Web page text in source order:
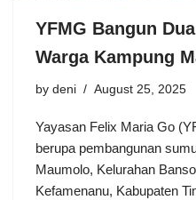
YFMG Bangun
Warga Kampung
by deni August 25, 2025
Yayasan Felix Maria Go
berupa pembangunan
Maumolo, Kelurahan
Kefamenanu, Kabupaten